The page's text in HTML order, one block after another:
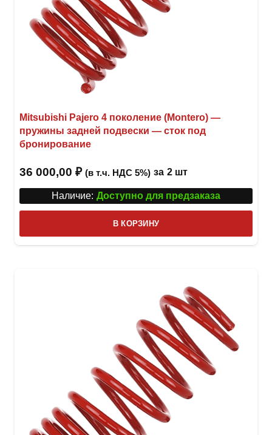
Mitsubishi Pajero 4 поколение (Montero) —
пружины задней подвески — сток под
бронирование
36 000,00 ₽ (в т.ч. НДС 5%) за 2 шт
Наличие: Доступно для предзаказа
В КОРЗИНУ